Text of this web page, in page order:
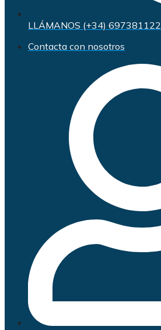
LLÁMANOS (+34) 697381122
Contacta con nosotros